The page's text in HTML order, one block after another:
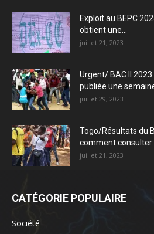
Exploit au BEPC
obtient une...
juillet 21, 2023
Urgent/ BAC II
publiée une semaine
juillet 29, 2023
Togo/Résultats du
comment consulter
juillet 21, 2023
CATÉGORIE POPULAIRE
Société